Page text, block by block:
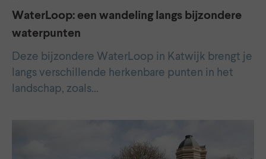
WaterLoop: een wandeling langs bijzondere
waterpunten
Deze bijzondere WaterLoop in Katwijk brengt je
langs verschillende herkenbare punten in het
landschap, zoals…